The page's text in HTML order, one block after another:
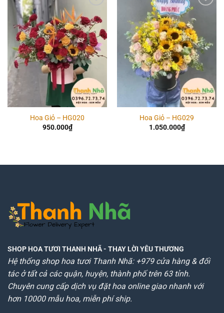
wishlist
Hoa Giỏ – HG020
950.000₫
wishlist
Hoa Giỏ – HG029
1.050.000₫
SHOP HOA TƯƠI THANH NHÃ- THAY LỜI YÊU THƯƠNG
Hệ thống shop hoa tươi Thanh Nhã: +979 cửa hàng & đối
tác ở tất cả các quận, huyện, thành phố trên 63 tỉnh.
Chuyên cung cấp dịch vụ đặt hoa online giao nhanh với
hơn 10000 mẫu hoa, miễn phí ship.